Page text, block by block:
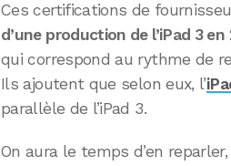
Ces certifications de
d’une production de l’iPad 3 en
qui correspond au rythme de
Ils ajoutent que selon eux, l’
parallèle de l’iPad 3.
On aura le temps d’en